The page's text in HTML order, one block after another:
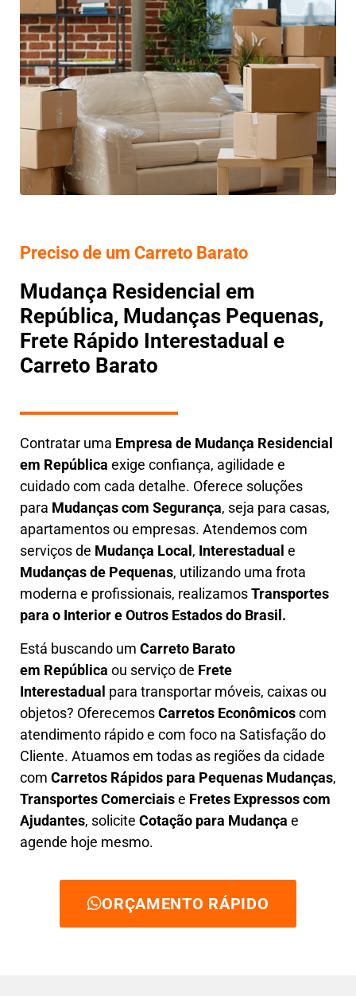
Preciso de um Carreto Barato
Mudança Residencial em
República, Mudanças Pequenas,
Frete Rápido Interestadual e
Carreto Barato
Contratar uma Empresa de Mudança Residencial
em República exige confiança, agilidade e
cuidado com cada detalhe. Oferece soluções
para Mudanças com Segurança, seja para casas,
apartamentos ou empresas. Atendemos com
serviços de Mudança Local , Interestadual e
Mudanças de Pequenas, utilizando uma frota
moderna e profissionais, realizamosTransportes
para o Interior e Outros Estados do Brasil.
Está buscando um Carreto Barato
em República ou serviço de Frete
Interestadual para transportar móveis, caixas ou
objetos? OferecemosCarretos Econômicoscom
atendimento rápido e com foco na Satisfação do
Cliente. Atuamos em todas as regiões da cidade
com Carretos Rápidos para Pequenas Mudanças,
TransportesComerciaise Fretes Expressos com
Ajudantes, solicite Cotação para Mudança e
agende hoje mesmo.
ORÇAMENTO RÁPIDO